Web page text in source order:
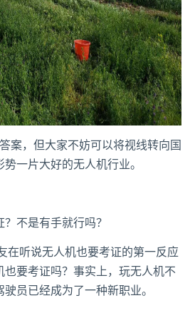
，但大家不妨可以将视线转向国
一片大好的无人机行业。
不是有手就行吗？
听说无人机也要考证的第一反应
要考证吗？事实上，玩无人机不
员已经成为了一种新职业。